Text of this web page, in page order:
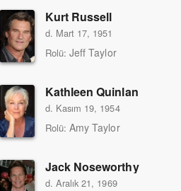
Kurt Russell
d. Mart 17, 1951
Rolü: Jeff Taylor
Kathleen Quinlan
d. Kasım 19, 1954
Rolü: Amy Taylor
Jack Noseworthy
d. Aralık 21, 1969